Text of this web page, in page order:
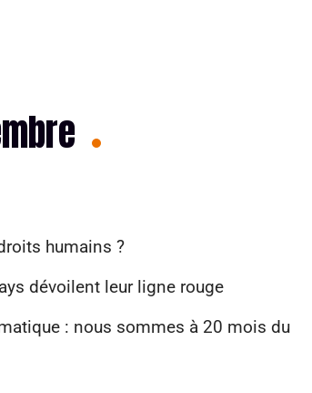
humains ?
dévoilent leur ligne rouge
: nous sommes à 20 mois du